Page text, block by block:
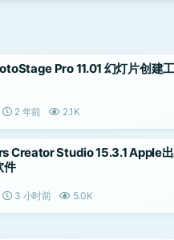
Pro 11.01 幻灯片创建
2 年前 2.1K
Creator Studio 15.3.1 Apple
件
3 小时前 5.0K